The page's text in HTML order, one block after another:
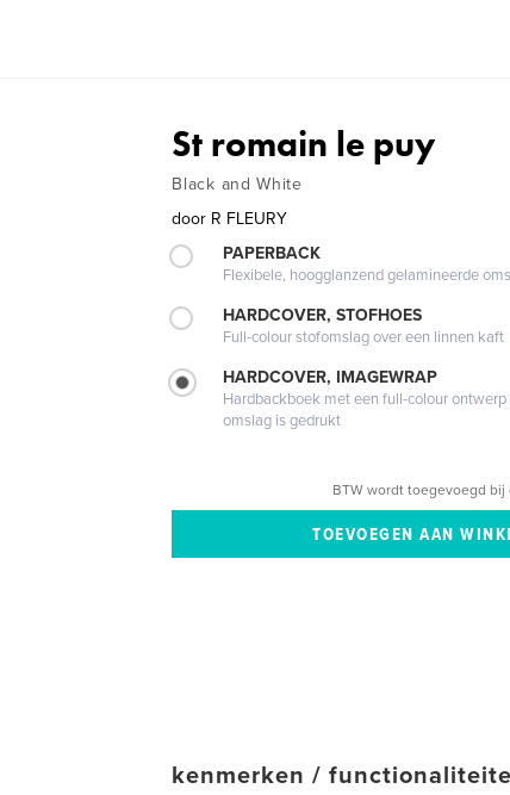
St romain le puy
Black and White
door R FLEURY
PAPERBACK
Flexibele, hoogglanzend gelamineerde
HARDCOVER, STOFHOES
Full-colour stofomslag over een linnen kaft
HARDCOVER, IMAGEWRAP
Hardbackboek met een full-colour
omslag is gedrukt
BTW wordt toegevoegd bij
kenmerken /